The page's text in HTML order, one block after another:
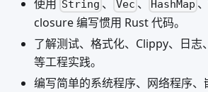
使用 String 、 Vec 、 HashMap
closure 编写惯用 Rust 代码。
了解测试、格式化、Clippy、日志
等工程实践。
编写简单的系统程序、网络程序